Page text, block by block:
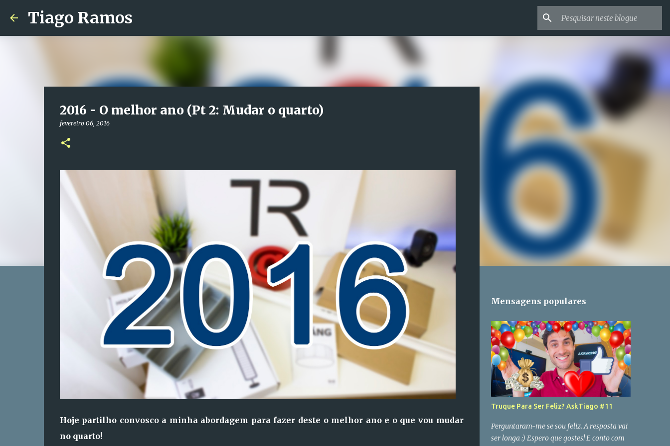
Tiago Ramos
2016 - O melhor ano (Pt 2: Mudar o quarto)
fevereiro 06, 2016
Hoje partilho convosco a minha abordagem para fazer deste o melhor ano e o que vou mudar
no quarto!
Mensagens populares
Truque Para Ser Feliz? AskTiago #11
Perguntaram-me se sou feliz. A resposta vai
ser longa :) Espero que gostes! E conto com